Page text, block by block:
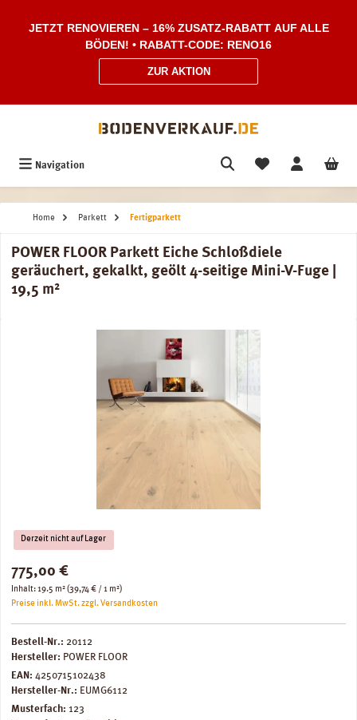
JETZT RENOVIEREN – 16% ZUSATZ-RABATT AUF ALLE
BÖDEN! • RABATT-CODE: RENO16
ZUR AKTION
Navigation
Home Parkett Fertigparkett
POWER FLOOR Parkett Eiche Schloßdiele
geräuchert, gekalkt, geölt 4-seitige Mini-V-Fuge |
19,5 m²
Derzeit nicht auf Lager
Regulärer Preis:
775,00 €
Inhalt:19.5 m²(39,74 € / 1 m²)
Preise inkl. MwSt. zzgl. Versandkosten
Bestell-Nr.: 20112
Hersteller: POWER FLOOR
EAN: 4250715102438
Hersteller-Nr.: EUMG6112
Musterfach: 123